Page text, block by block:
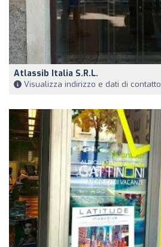
Atlassib Italia S.R.L.
Visualizza indirizzo e dati di contatto